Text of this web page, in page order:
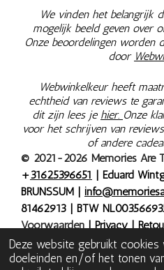
Deze website gebruikt
doeleinden en/of het tonen
We vinden het belangrijk
mogelijk beeld geven over
Onze beoordelingen worden
door
Webwinkelkeur heeft
echtheid van reviews te
dit zijn lees je hier. Onze
voor het schrijven van
of andere
© 2021-2026 Memories Are
+31625396651 | Eduard
BRUNSSUM |
81462913 | BTW
Voorwaarden|Privacy|
Bestelling herroepen| Onze
21% BTW, tenzij anders